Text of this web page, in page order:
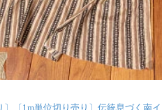
〕〔1m単位切り売り〕伝統息づく南イ